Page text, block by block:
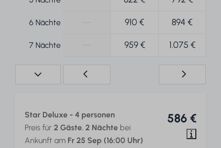
6 Nächte 910 € 894 €
7 Nächte 959 € 1.075 €
586 €
Star Deluxe - 4 personen
Preis für 2 Gäste, 2 Nächte bei
Ankunft am Fr 25 Sep (16:00 Uhr)